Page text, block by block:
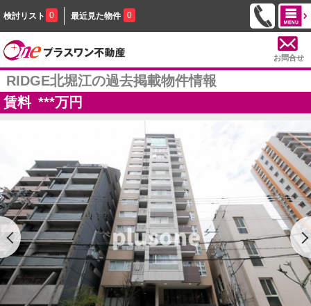
検討リスト 0 最近見た物件 0
お問合せ
RIDGE北堀江の過去掲載物件情報
賃料 ***万円